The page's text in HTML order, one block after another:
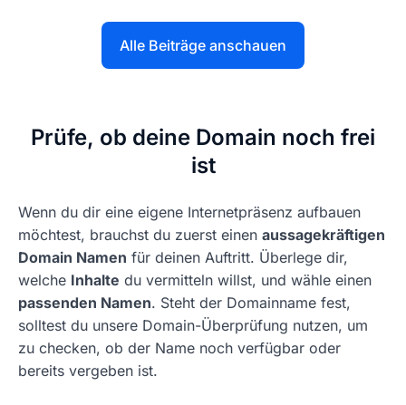
Alle Beiträge anschauen
Prüfe, ob deine Domain noch frei
ist
Wenn du dir eine eigene Internetpräsenz aufbauen
möchtest, brauchst du zuerst einen aussagekräftigen
Domain Namen für deinen Auftritt. Überlege dir,
welche Inhalte du vermitteln willst, und wähle einen
passenden Namen. Steht der Domainname fest,
solltest du unsere Domain-Überprüfung nutzen, um
zu checken, ob der Name noch verfügbar oder
bereits vergeben ist.